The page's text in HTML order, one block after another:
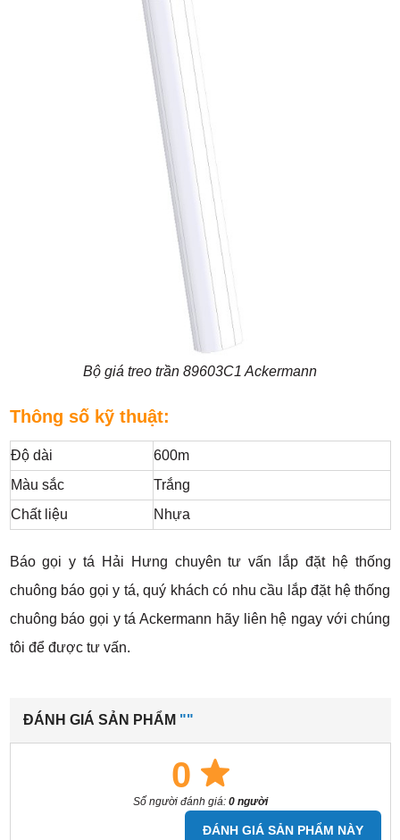
Bộ giá treo trần 89603C1 Ackermann
Thông số kỹ thuật:
Độ dài
600m
Màu sắc
Trắng
Chất liệu
Nhựa
Báo gọi y tá Hải Hưng chuyên tư vấn lắp đặt hệ thống
chuông báo gọi y tá, quý khách có nhu cầu lắp đặt hệ thống
chuông báo gọi y tá Ackermann hãy liên hệ ngay với chúng
tôi để được tư vấn.
ĐÁNH GIÁ SẢN PHẨM ""
0
Số người đánh giá: 0 người
ĐÁNH GIÁ SẢN PHẨM NÀY